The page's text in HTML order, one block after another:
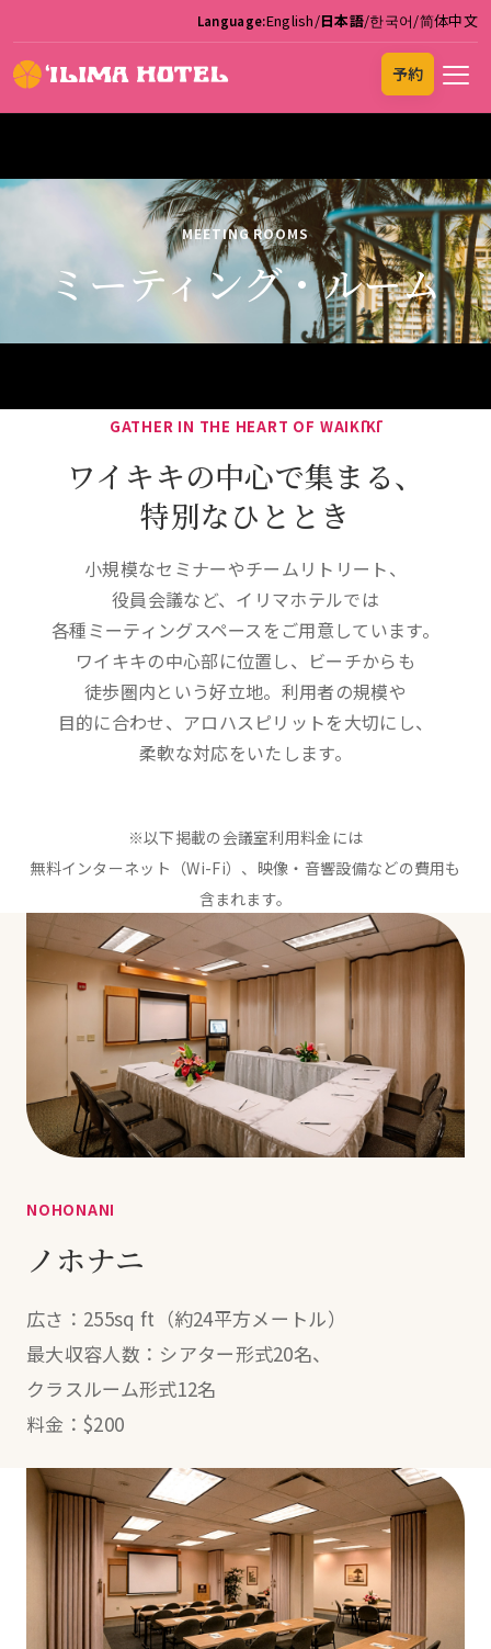
Language:English/日本語/한국어/简体中文
予約
MEETING ROOMS
ミーティング・ルーム
GATHER IN THE HEART OF WAIKĪKĪ
ワイキキの中心で集まる、
特別なひととき
小規模なセミナーやチームリトリート、
役員会議など、 イリマホテルでは
各種ミーティングスペースを ご用意しています。
ワイキキの中心部に位置し、 ビーチからも
徒歩圏内という好立地。 利用者の規模や
目的に合わせ、 アロハスピリットを大切にし、
柔軟な対応をいたします。
※以下掲載の会議室利用料金には
無料インターネット（Wi-Fi）、 映像・音響設備などの費用も
含まれます。
NOHONANI
ノホナニ
広さ：255sq ft（約24平方メートル）
最大収容人数： シアター形式20名、
クラスルーム形式12名
料金：$200